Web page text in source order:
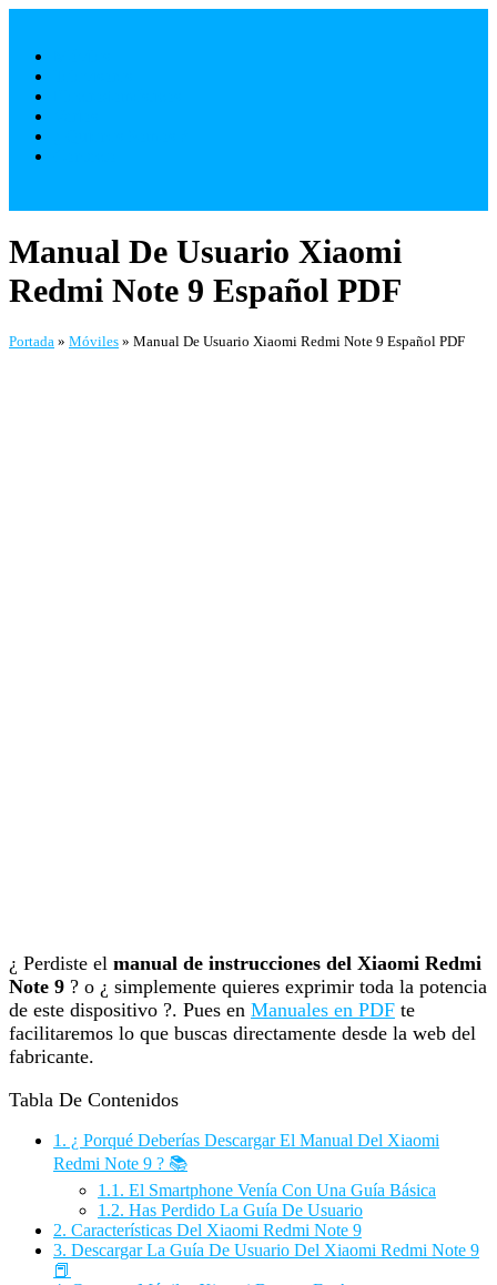
contenido
Manual De Usuario Xiaomi
Redmi Note 9 Español PDF
Portada » Móviles » Manual De Usuario Xiaomi Redmi Note 9 Español PDF
¿ Perdiste el manual de instrucciones del Xiaomi Redmi
Note 9 ? o ¿ simplemente quieres exprimir toda la potencia
de este dispositivo ?. Pues en Manuales en PDF te
facilitaremos lo que buscas directamente desde la web del
fabricante.
Tabla De Contenidos
1. ¿ Porqué Deberías Descargar El Manual Del Xiaomi
Redmi Note 9 ? 📚
1.1. El Smartphone Venía Con Una Guía Básica
1.2. Has Perdido La Guía De Usuario
2. Características Del Xiaomi Redmi Note 9
3. Descargar La Guía De Usuario Del Xiaomi Redmi Note 9
📕